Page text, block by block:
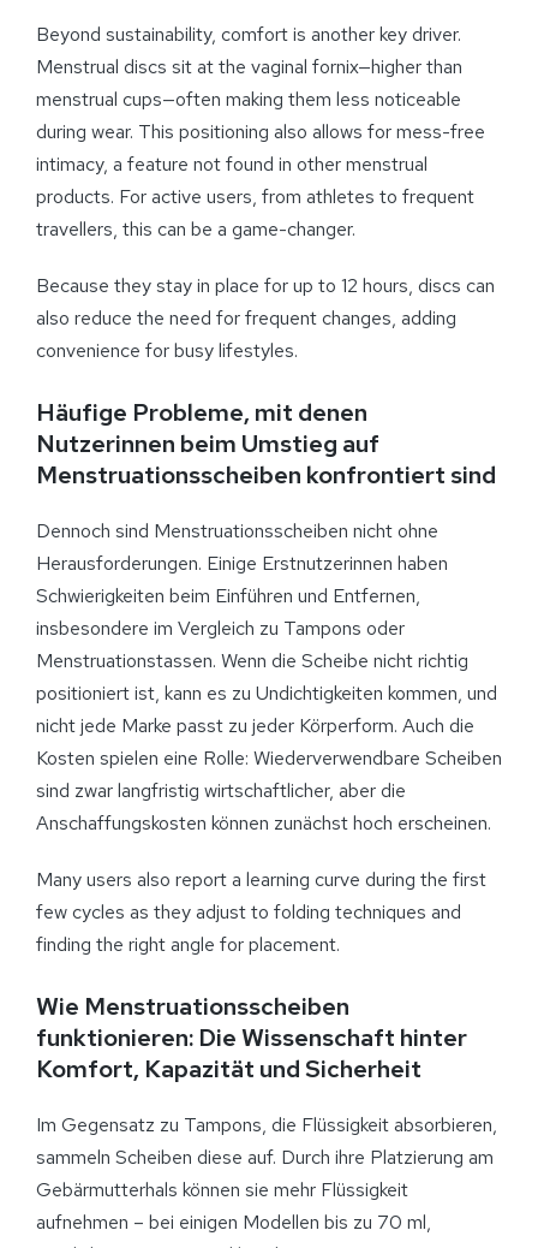
Beyond sustainability, comfort is another key driver.
Menstrual discs sit at the vaginal fornix—higher than
menstrual cups—often making them less noticeable
during wear. This positioning also allows for mess-free
intimacy, a feature not found in other menstrual
products. For active users, from athletes to frequent
travellers, this can be a game-changer.
Because they stay in place for up to 12 hours, discs can
also reduce the need for frequent changes, adding
convenience for busy lifestyles.
Häufige Probleme, mit denen
Nutzerinnen beim Umstieg auf
Menstruationsscheiben konfrontiert sind
Dennoch sind Menstruationsscheiben nicht ohne
Herausforderungen. Einige Erstnutzerinnen haben
Schwierigkeiten beim Einführen und Entfernen,
insbesondere im Vergleich zu Tampons oder
Menstruationstassen. Wenn die Scheibe nicht richtig
positioniert ist, kann es zu Undichtigkeiten kommen, und
nicht jede Marke passt zu jeder Körperform. Auch die
Kosten spielen eine Rolle: Wiederverwendbare Scheiben
sind zwar langfristig wirtschaftlicher, aber die
Anschaffungskosten können zunächst hoch erscheinen.
Many users also report a learning curve during the first
few cycles as they adjust to folding techniques and
finding the right angle for placement.
Wie Menstruationsscheiben
funktionieren: Die Wissenschaft hinter
Komfort, Kapazität und Sicherheit
Im Gegensatz zu Tampons, die Flüssigkeit absorbieren,
sammeln Scheiben diese auf. Durch ihre Platzierung am
Gebärmutterhals können sie mehr Flüssigkeit
aufnehmen – bei einigen Modellen bis zu 70 ml,